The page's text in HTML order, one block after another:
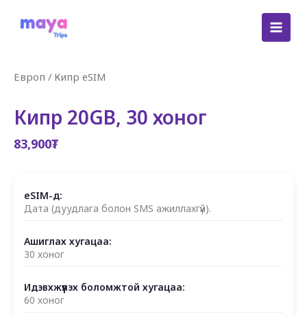
Европ / Кипр eSIM
Кипр 20GB, 30 хоног
83,900₮
eSIM-д:
Дата (дуудлага болон SMS ажиллахгүй).
Ашиглах хугацаа:
30 хоног
Идэвхжүүлэх боломжтой хугацаа:
60 хоног